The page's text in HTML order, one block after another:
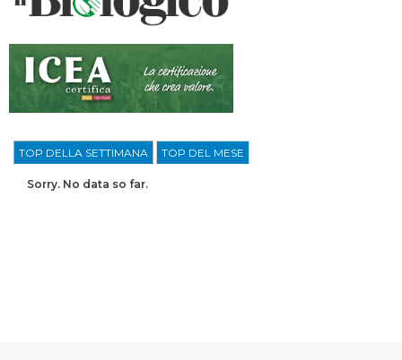
TOP DELLA SETTIMANA TOP DEL MESE
Sorry. No data so far.